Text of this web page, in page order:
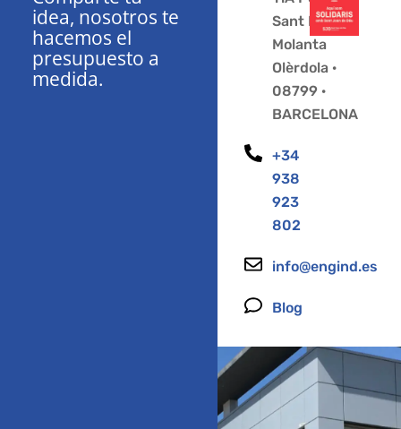
idea, nosotros te
hacemos el
presupuesto a
medida.
Sant Pere
Molanta
Olèrdola ·
08799 ·
BARCELONA
+34
938
923
802
info@engind.es
Blog